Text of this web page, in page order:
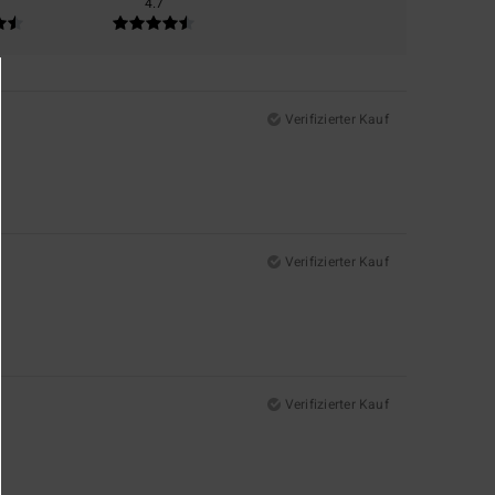
Verifizierter Kauf
Verifizierter Kauf
Verifizierter Kauf